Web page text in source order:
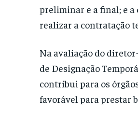
preliminar e a final; e a
realizar a contratação
Na avaliação do
de Designação
contribui para os
favorável para prestar